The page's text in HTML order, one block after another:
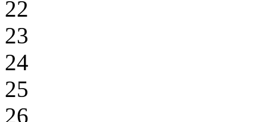
22
23
24
25
26